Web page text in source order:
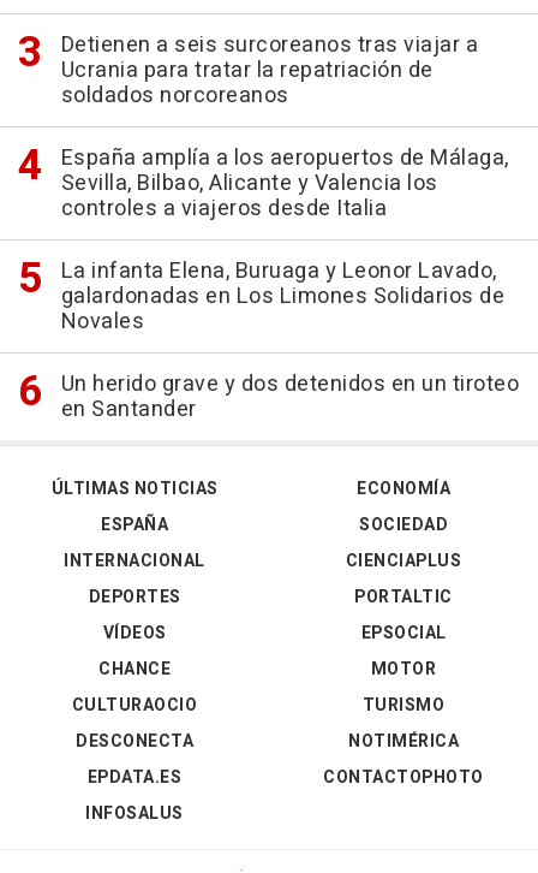
Detienen a seis surcoreanos tras viajar a
Ucrania para tratar la repatriación de
soldados norcoreanos
España amplía a los aeropuertos de Málaga,
Sevilla, Bilbao, Alicante y Valencia los
controles a viajeros desde Italia
La infanta Elena, Buruaga y Leonor Lavado,
galardonadas en Los Limones Solidarios de
Novales
Un herido grave y dos detenidos en un tiroteo
en Santander
ÚLTIMAS NOTICIAS
ESPAÑA
INTERNACIONAL
DEPORTES
VÍDEOS
ECONOMÍA
SOCIEDAD
CIENCIAPLUS
PORTALTIC
EPSOCIAL
CHANCE
CULTURAOCIO
DESCONECTA
EPDATA.ES
INFOSALUS
MOTOR
TURISMO
NOTIMÉRICA
CONTACTOPHOTO